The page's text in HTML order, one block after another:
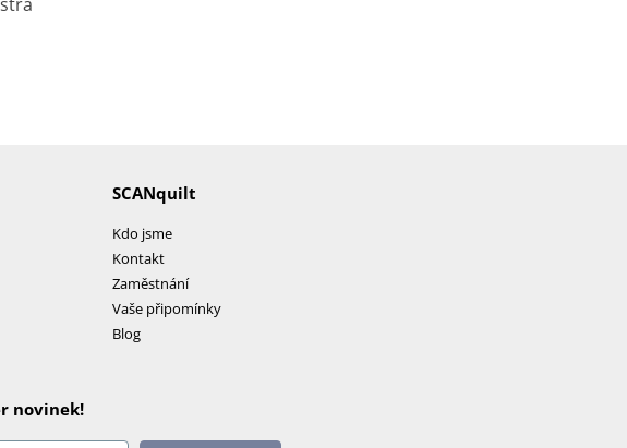
SCANquilt
Kdo jsme
Kontakt
Zaměstnání
Vaše připomínky
Blog
novinek!